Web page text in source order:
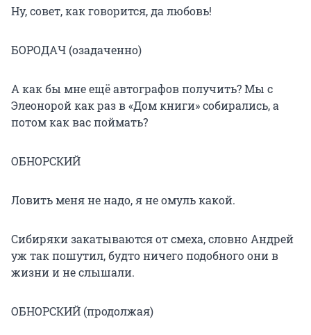
Ну, совет, как говорится, да любовь!
БОРОДАЧ (озадаченно)
А как бы мне ещё автографов получить? Мы с
Элеонорой как раз в «Дом книги» собирались, а
потом как вас поймать?
ОБНОРСКИЙ
Ловить меня не надо, я не омуль какой.
Сибиряки закатываются от смеха, словно Андрей
уж так пошутил, будто ничего подобного они в
жизни и не слышали.
ОБНОРСКИЙ (продолжая)